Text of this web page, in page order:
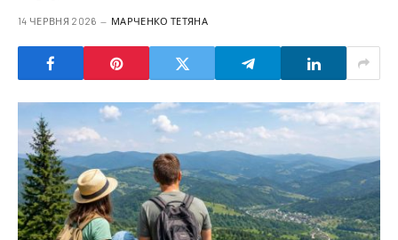
14 ЧЕРВНЯ 2026 МАРЧЕНКО ТЕТЯНА